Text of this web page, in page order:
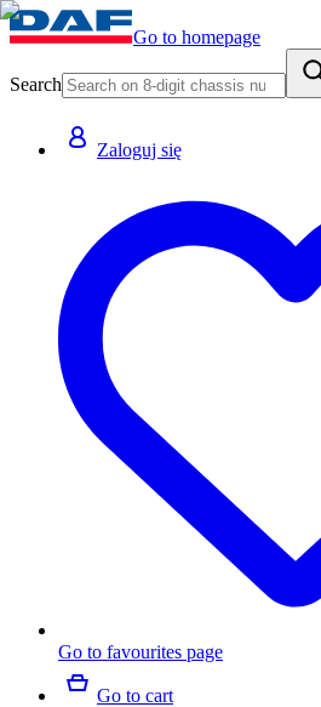
Go to homepage
Search
Zaloguj się
Go to favourites page
Go to cart